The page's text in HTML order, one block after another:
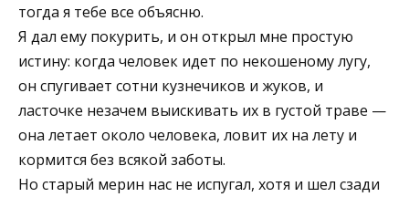
тогда я тебе все объясню.
Я дал ему покурить, и он открыл мне простую
истину: когда человек идет по некошеному лугу,
он спугивает сотни кузнечиков и жуков, и
ласточке незачем выискивать их в густой траве —
она летает около человека, ловит их на лету и
кормится без всякой заботы.
Но старый мерин нас не испугал, хотя и шел сзади